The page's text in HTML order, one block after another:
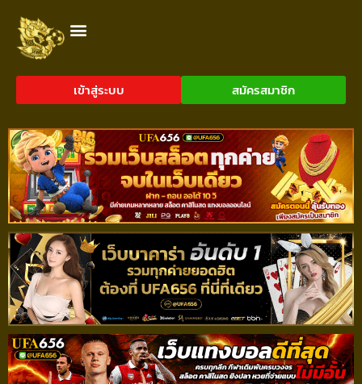
เข้าสู่ระบบ สมัครสมาชิก